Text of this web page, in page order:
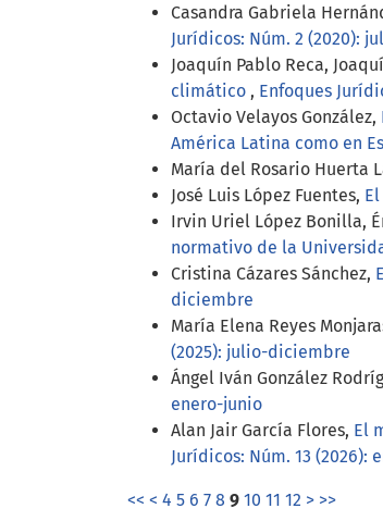
Casandra Gabriela
Jurídicos: Núm. 2 (2020):
Joaquín Pablo Reca,
climático , Enfoques
Octavio Velayos González,
América Latina como en
María del Rosario Huerta
José Luis López Fuentes,
Irvin Uriel López Bonilla,
normativo de la
Cristina Cázares Sánchez,
diciembre
María Elena Reyes
(2025): julio-diciembre
Ángel Iván González
enero-junio
Alan Jair García Flores, El
Jurídicos: Núm. 13 (2026):
<< < 4 5 6 7 8 9 10 11 12 > >>